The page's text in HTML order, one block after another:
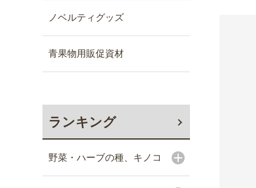
ノベルティグッズ
青果物用販促資材
ランキング
野菜・ハーブの種、キノコ